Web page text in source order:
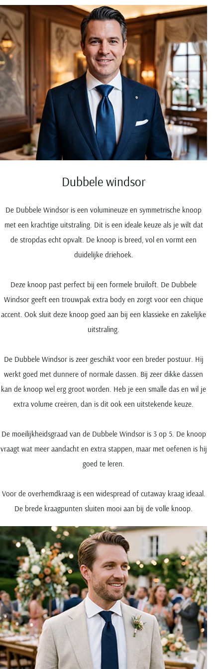
Seidensticker
Slater
State of Art
Superdry
Tenson
Thomas Maine
Tommy Hilfiger
Tramarossa
UBR
Vanguard
Wellington of Billmore
William Lockie
Alle merken
Dubbele windsor
De Dubbele Windsor is een volumineuze en symmetrische knoop
met een krachtige uitstraling. Dit is een ideale keuze als je wilt dat
de stropdas echt opvalt. De knoop is breed, vol en vormt een
duidelijke driehoek.
Deze knoop past perfect bij een formele bruiloft. De Dubbele
Windsor geeft een trouwpak extra body en zorgt voor een chique
accent. Ook sluit deze knoop goed aan bij een klassieke en zakelijke
uitstraling.
De Dubbele Windsor is zeer geschikt voor een breder postuur. Hij
werkt goed met dunnere of normale dassen. Bij zeer dikke dassen
kan de knoop wel erg groot worden. Heb je een smalle das en wil je
extra volume creëren, dan is dit ook een uitstekende keuze.
De moeilijkheidsgraad van de Dubbele Windsor is 3 op 5. De knoop
vraagt wat meer aandacht en extra stappen, maar met oefenen is hij
goed te leren.
Voor de overhemdkraag is een widespread of cutaway kraag ideaal.
De brede kraagpunten sluiten mooi aan bij de volle knoop.